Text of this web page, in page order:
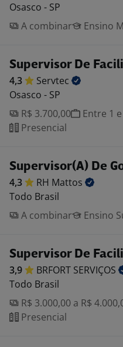
Osasco - SP
A combinar
Ensino
Supervisor De
4,3
Servtec
Osasco - SP
R$ 3.700,00
Entre 1
Presencial
Supervisor(A) De
4,3 RH Mattos
Todo Brasil
A combinar
Ensino
Supervisor De
3,9 BRFORT SERVIÇOS
Todo Brasil
R$ 3.000,00 a R$
Presencial